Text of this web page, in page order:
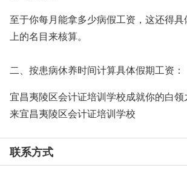
至于你每月能拿多少病假工资，这还得
上的名目来核算。
二、按患病休养时间计算具体假期工资：
宜昌夷陵区会计证培训学校成就你的白
来宜昌夷陵区会计证培训学校
联系方式